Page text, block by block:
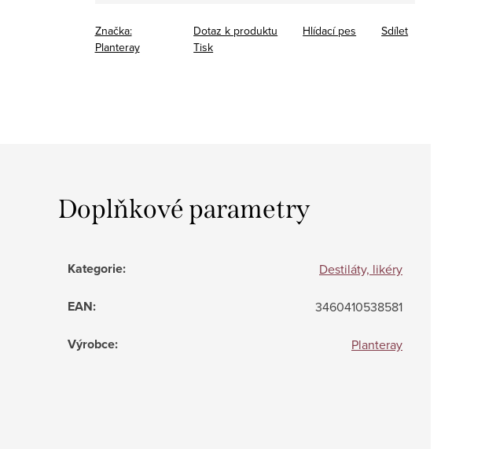
Značka:
Planteray
Tisk
Dotaz k produktu Hlídací pes Sdílet
Doplňkové parametry
Kategorie: Destiláty, likéry
EAN: 3460410538581
Výrobce: Planteray